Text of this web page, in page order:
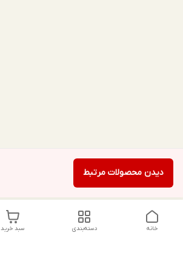
دیدن محصولات مرتبط
سبد خرید دسته‌بندی خانه